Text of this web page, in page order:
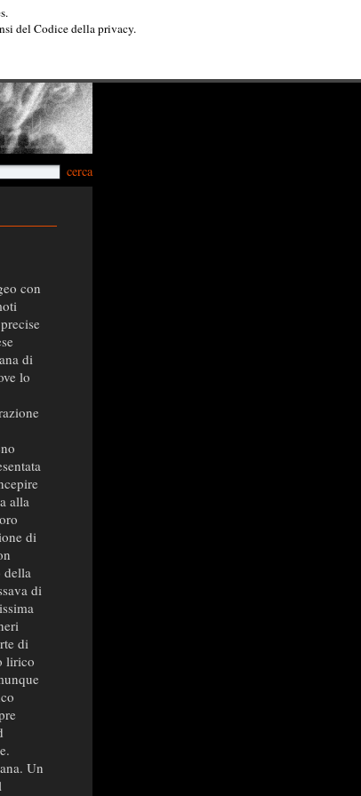
del Codice della privacy.
cerca
con
di
lo
alla
di
della
di
di
lirico
Un